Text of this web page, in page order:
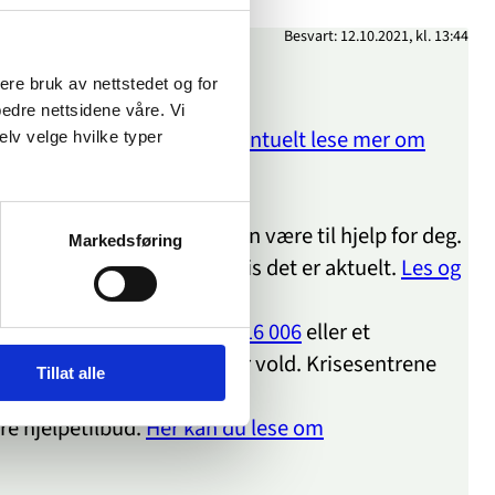
bruk av nettstedet og for
nettsidene våre. Vi
velge hvilke typer
Markedsføring
Tillat alle
Besvart: 12.10.2021, kl. 13:44
psykisk vold.Du kan eventuelt lese mer om
som skjer og hva som kan være til hjelp for deg.
videre til annen hjelp hvis det er aktuelt. Les og
og overgrepslinja på 116 006eller et
på om det de opplever er vold. Krisesentrene
lese om krisesentrene.
hjelpetilbud.Her kan du lese om